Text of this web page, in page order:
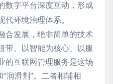
数字平台深度互动，形成
环境治理体系。
合发展，绝非简单的技术
带、以智能为核心、以服
的互联网管理服务是这场
润滑剂”。二者相辅相